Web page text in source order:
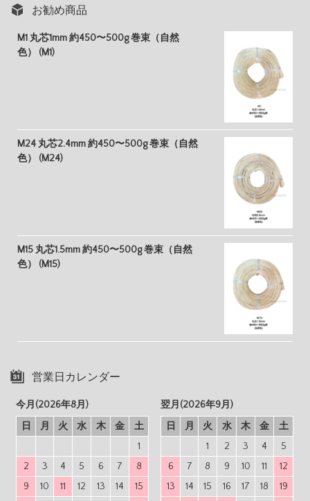
お勧め商品
M1 丸芯1mm 約450〜500g 巻束（自然
色） (M1)
M24 丸芯2.4mm 約450〜500g 巻束（自然
色） (M24)
M15 丸芯1.5mm 約450〜500g 巻束（自然
色） (M15)
営業日カレンダー
今月(2026年8月)
日
月 火 水 木 金
土
1
2
3 4 5 6 7
8
9
10 11 12 13 14 15
翌月(2026年9月)
日
月 火 水 木 金
土
1
2 3 4
5
6
7 8 9 10 11
12
13
14 15 16 17 18 19